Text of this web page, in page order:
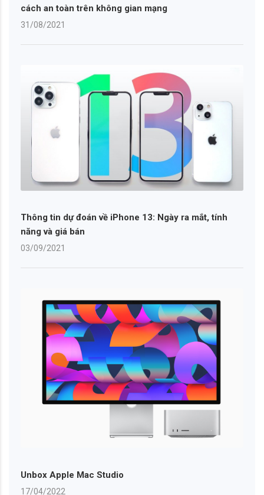
cách an toàn trên không gian mạng
31/08/2021
Thông tin dự đoán về iPhone 13: Ngày ra mắt, tính
năng và giá bán
03/09/2021
Unbox Apple Mac Studio
17/04/2022